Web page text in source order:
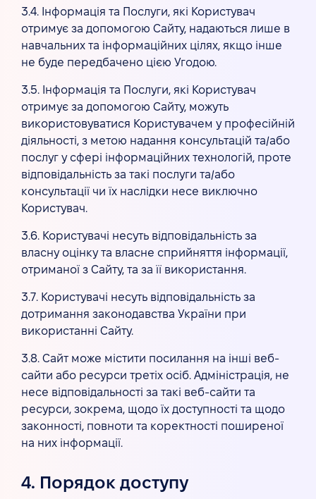
3.4. Інформація та Послуги, які Користувач
отримує за допомогою Сайту, надаються лише в
навчальних та інформаційних цілях, якщо інше
не буде передбачено цією Угодою.
3.5. Інформація та Послуги, які Користувач
отримує за допомогою Сайту, можуть
використовуватися Користувачем у професійній
діяльності, з метою надання консультацій та/або
послуг у сфері інформаційних технологій, проте
відповідальність за такі послуги та/або
консультації чи їх наслідки несе виключно
Користувач.
3.6. Користувачі несуть відповідальність за
власну оцінку та власне сприйняття інформації,
отриманої з Сайту, та за її використання.
3.7. Користувачі несуть відповідальність за
дотримання законодавства України при
використанні Сайту.
3.8. Сайт може містити посилання на інші веб-
сайти або ресурси третіх осіб. Адміністрація, не
несе відповідальності за такі веб-сайти та
ресурси, зокрема, щодо їх доступності та щодо
законності, повноти та коректності поширеної
на них інформації.
4. Порядок доступу